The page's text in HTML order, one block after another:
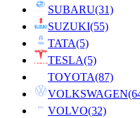
SUBARU(31)
SUZUKI(55)
TATA(5)
TESLA(5)
TOYOTA(87)
VOLKSWAGEN
VOLVO(32)